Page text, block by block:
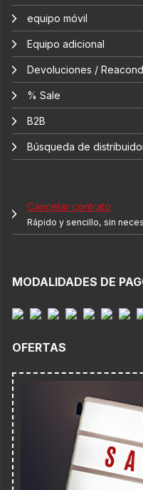
equipo móvil
Equipo adicional
Devoluciones /
% Sale
B2B
Búsqueda de
Cancelar contrato
Rápido y sencillo, sin
MODALIDADES DE
OFERTAS